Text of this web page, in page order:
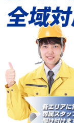
給水管工事※（
用（追加）/3ｍ
給水管工事※（
管・ポリ管・HT
給水管工事※（
管・ポリ管・HT
マス交換（土の